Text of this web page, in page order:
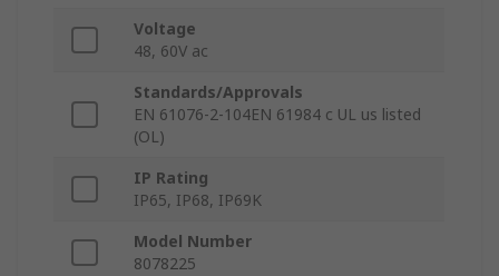
Voltage
48, 60V ac
Standards/Approvals
EN 61076-2-104EN 61984 c UL us listed
(OL)
IP Rating
IP65, IP68, IP69K
Model Number
8078225